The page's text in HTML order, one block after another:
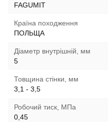
FAGUMIT
Країна походження
ПОЛЬЩА
Діаметр внутрішній, мм
5
Товщина стінки, мм
3,1 - 3,5
Робочий тиск, МПа
0,45